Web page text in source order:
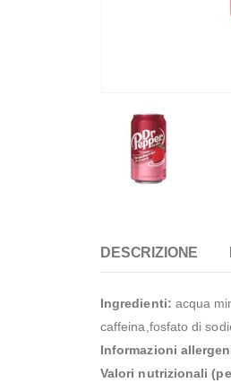
DESCRIZIONE
Ingredienti: acqua
caffeina,fosfato di
Informazioni
Valori nutrizionali